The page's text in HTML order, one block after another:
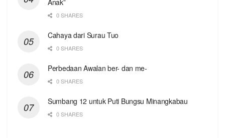
0 SHARES
Cahaya dari Surau Tuo
0 SHARES
Perbedaan Awalan ber- dan me-
0 SHARES
Sumbang 12 untuk Puti Bungsu Minangkabau
0 SHARES